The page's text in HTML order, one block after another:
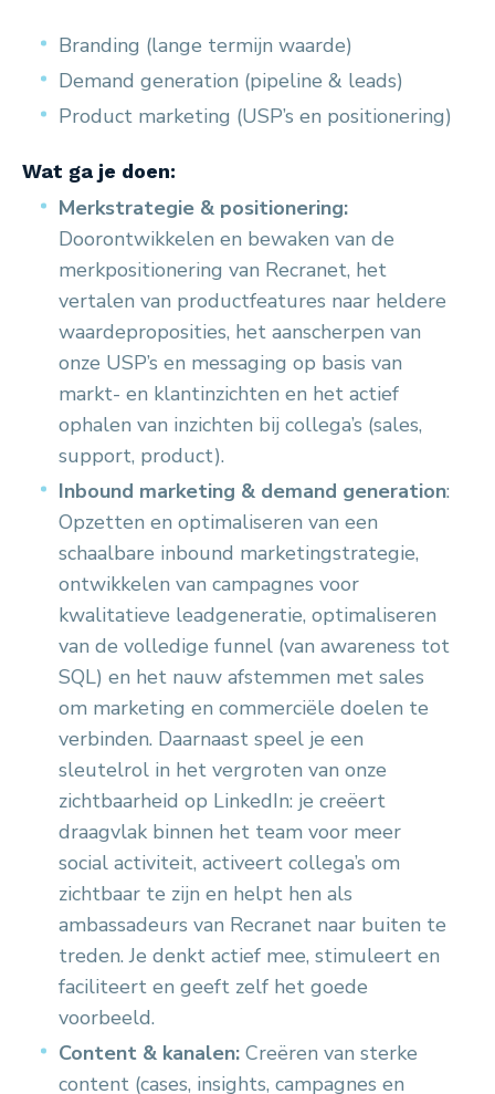
Branding (lange termijn waarde)
Demand generation (pipeline & leads)
Product marketing (USP’s en positionering)
Wat ga je doen:
Merkstrategie & positionering:
Doorontwikkelen en bewaken van de
merkpositionering van Recranet, het
vertalen van productfeatures naar heldere
waardeproposities, het aanscherpen van
onze USP’s en messaging op basis van
markt- en klantinzichten en het actief
ophalen van inzichten bij collega’s (sales,
support, product).
Inbound marketing & demand generation:
Opzetten en optimaliseren van een
schaalbare inbound marketingstrategie,
ontwikkelen van campagnes voor
kwalitatieve leadgeneratie, optimaliseren
van de volledige funnel (van awareness tot
SQL) en het nauw afstemmen met sales
om marketing en commerciële doelen te
verbinden. Daarnaast speel je een
sleutelrol in het vergroten van onze
zichtbaarheid op LinkedIn: je creëert
draagvlak binnen het team voor meer
social activiteit, activeert collega’s om
zichtbaar te zijn en helpt hen als
ambassadeurs van Recranet naar buiten te
treden. Je denkt actief mee, stimuleert en
faciliteert en geeft zelf het goede
voorbeeld.
Content & kanalen: Creëren van sterke
content (cases, insights, campagnes en